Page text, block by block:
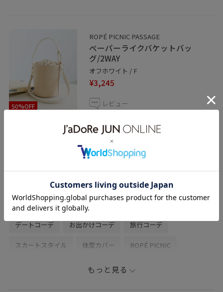
50%OFF
ROPÉ PICNIC PASSAGE
ペーパーライクバケットバッ
グ/2WAY
オフホワイト / F
¥3,245
レビュー
マチがあり、見た目以上に収納力抜群です
◎
ブラウス ブルー 花柄スカート
ストラップサンダル 夏バッグ
デートコーデ お出かけコーデ 旅行コーデ
スカートスタイル 体型カバー ROPÉ PICNIC
敏感 低身長
もっと見る